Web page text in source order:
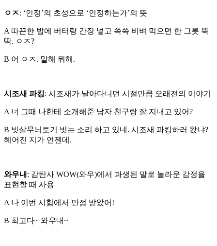
ㅇㅈ: ‘인정’의 초성으로 ‘인정하는가’의 뜻
A 따끈한 밥에 버터랑 간장 넣고 쓱쓱 비벼 먹으면 한 그릇 뚝
딱. ㅇㅈ?
B 어 ㅇㅈ. 말해 뭐해.
시조새 파킹: 시조새가 날아다니던 시절만큼 오래전의 이야기
A 너 그때 나한테 소개해준 남자 친구랑 잘 지내고 있어?
B 빗살무늬토기 빗는 소리 하고 있네. 시조새 파킹하러 왔냐?
헤어진 지가 언젠데.
와우내 : 감탄사 WOW(와우)에서 파생된 말로 놀라운 감정을
표현할 때 사용
A 나 이번 시험에서 만점 받았어!
B 최고다~ 와우내~